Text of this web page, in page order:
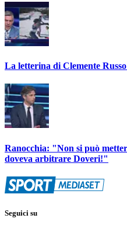
La letterina di Clemente
Ranocchia: "Non si può
doveva arbitrare Doveri!"
Seguici su